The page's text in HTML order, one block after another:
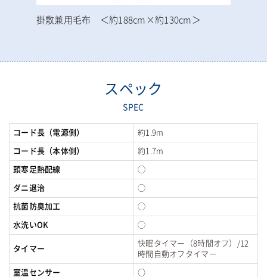
掛敷兼用毛布 ＜約188cm×約130cm＞
スペック
SPEC
コード長（電源側） 約1.9m
コード長（本体側） 約1.7m
頭寒足熱配線 ◯
ダニ退治 ◯
抗菌防臭加工 ◯
水洗いOK ◯
タイマー
快眠タイマー（8時間オフ）/12
時間自動オフタイマー
室温センサー ○